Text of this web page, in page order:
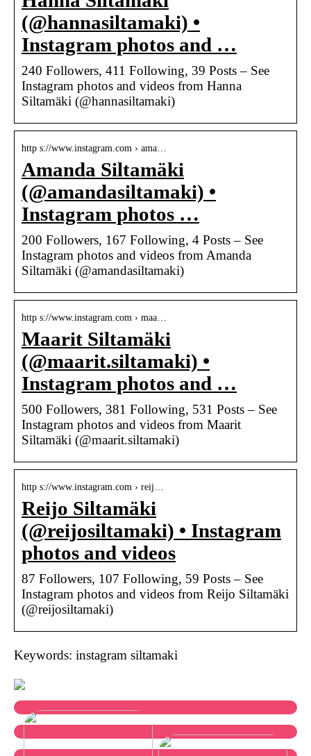
(@hannasiltamaki) •
Instagram photos and …
240 Followers, 411 Following, 39 Posts – See
Instagram photos and videos from Hanna
Siltamäki (@hannasiltamaki)
http s://www.instagram.com › ama…
Amanda Siltamäki
(@amandasiltamaki) •
Instagram photos …
200 Followers, 167 Following, 4 Posts – See
Instagram photos and videos from Amanda
Siltamäki (@amandasiltamaki)
http s://www.instagram.com › maa…
Maarit Siltamäki
(@maarit.siltamaki) •
Instagram photos and …
500 Followers, 381 Following, 531 Posts – See
Instagram photos and videos from Maarit
Siltamäki (@maarit.siltamaki)
http s://www.instagram.com › reij…
Reijo Siltamäki
(@reijosiltamaki) • Instagram
photos and videos
87 Followers, 107 Following, 59 Posts – See
Instagram photos and videos from Reijo Siltamäki
(@reijosiltamaki)
Keywords: instagram siltamaki